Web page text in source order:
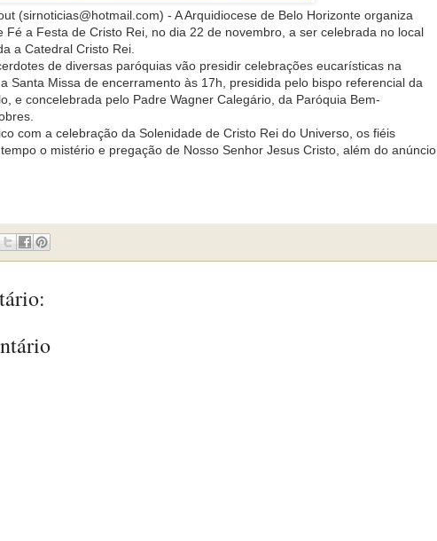
(sirnoticias@hotmail.com) - A Arquidiocese de Belo Horizonte organiza
Fé a Festa de Cristo Rei, no dia 22 de novembro, a ser celebrada no local
a Catedral Cristo Rei.
de diversas paróquias vão presidir celebrações eucarísticas na
Santa Missa de encerramento às 17h, presidida pelo bispo referencial da
e concelebrada pelo Padre Wagner Calegário, da Paróquia Bem-
com a celebração da Solenidade de Cristo Rei do Universo, os fiéis
o mistério e pregação de Nosso Senhor Jesus Cristo, além do anúncio